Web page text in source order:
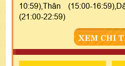
10:59),Thân (15:00-
(21:00-22:59)
XEM CHI